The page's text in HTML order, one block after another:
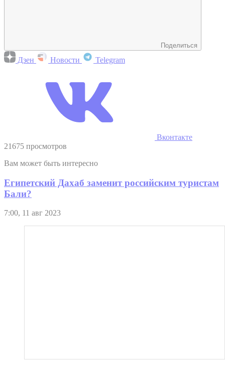
Поделиться
Дзен Новости Telegram
Вконтакте
21675 просмотров
Вам может быть интересно
Египетский Дахаб заменит российским туристам
Бали?
7:00, 11 авг 2023